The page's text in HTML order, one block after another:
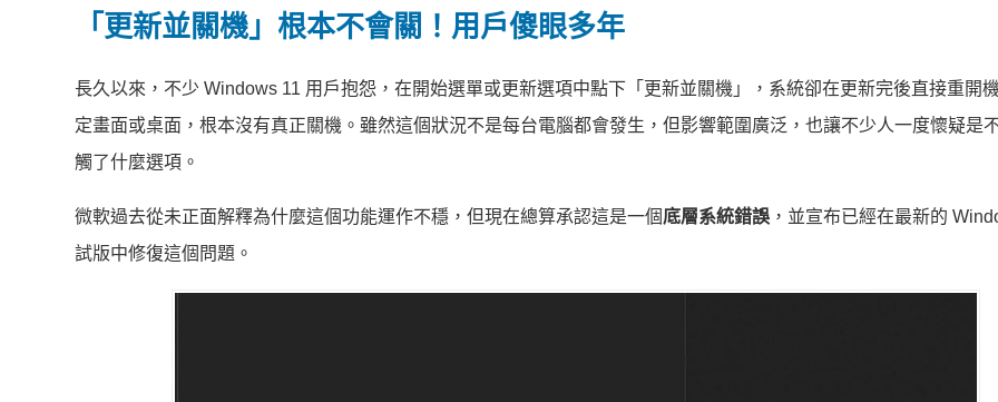
「更新並關機」根本不會關！用戶傻眼多年
長久以來，不少 Windows 11 用戶抱怨，在開始選單或更新選項中點下「更新並關機」，系統卻在更新完後直接重開
定畫面或桌面，根本沒有真正關機。雖然這個狀況不是每台電腦都會發生，但影響範圍廣泛，也讓不少人一度懷疑是
觸了什麼選項。
微軟過去從未正面解釋為什麼這個功能運作不穩，但現在總算承認這是一個底層系統錯誤 ，並宣布已經在最新的
試版中修復這個問題。